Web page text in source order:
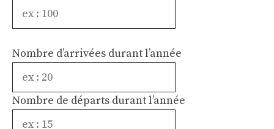
Nombre d’arrivées durant l’année
Nombre de départs durant l’année